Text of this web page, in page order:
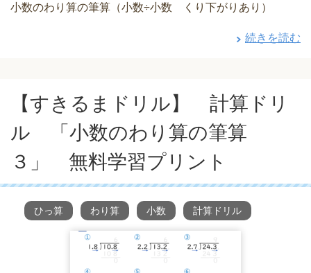
小数のわり算の筆算（小数÷小数 くり下がりあり）
続きを読む
【すきるまドリル】 計算ドリ
ル 「小数のわり算の筆算
３」 無料学習プリント
ひっ算 わり算 小数 計算ドリル